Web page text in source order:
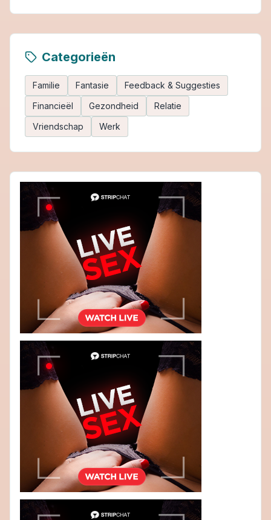
Categorieën
Familie Fantasie
Feedback & Suggesties
Financieël
Gezondheid
Relatie
Vriendschap
Werk